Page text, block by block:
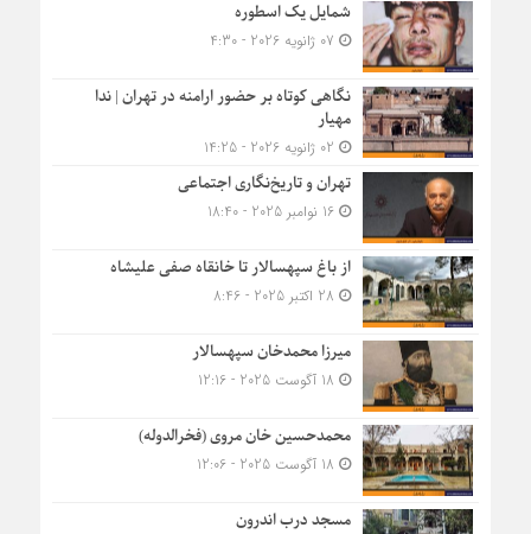
شمایل یک اسطوره
نگاهی کوتاه بر حضور ارامنه در تهران | ندا
مهیار
تهران و تاریخ‌نگاری اجتماعی
16 نوامبر 2025 - 18:40
از باغ سپهسالار تا خانقاه صفی علیشاه
میرزا محمدخان سپهسالار
محمدحسین خان مروی (فخرالدوله)
مسجد درب اندرون